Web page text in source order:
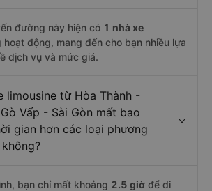
đường này hiện có 1 nhà xe
hoạt động, mang đến cho bạn nhiều lựa
dịch vụ và mức giá.
limousine từ Hòa Thành -
Vấp - Sài Gòn mất bao
gian hơn các loại phương
bạn chỉ mất khoảng 2.5 giờ để di